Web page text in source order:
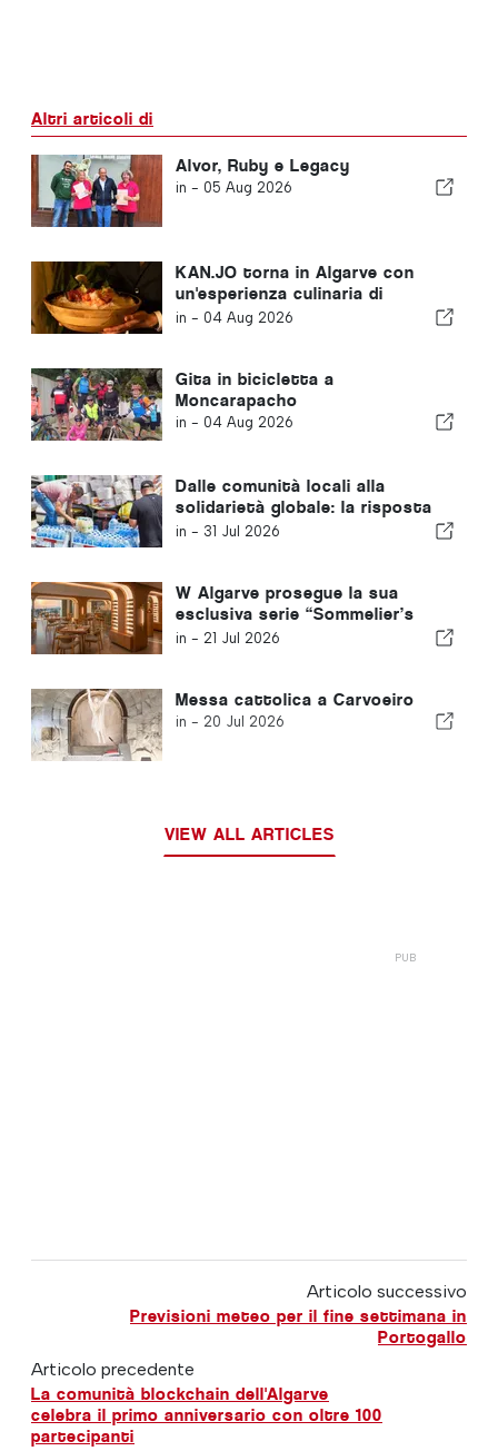
Altri articoli di
Alvor, Ruby e Legacy
in - 05 Aug 2026
KAN.JO torna in Algarve con
un'esperienza culinaria di
ispirazione asiatica
in - 04 Aug 2026
Gita in bicicletta a
Moncarapacho
in - 04 Aug 2026
Dalle comunità locali alla
solidarietà globale: la risposta
collettiva dopo i terremoti in
in - 31 Jul 2026
W Algarve prosegue la sua
esclusiva serie “Sommelier’s
Table” con Buçaco
in - 21 Jul 2026
Messa cattolica a Carvoeiro
in - 20 Jul 2026
VIEW ALL ARTICLES
Articolo successivo
Previsioni meteo per il fine settimana in
Portogallo
Articolo precedente
La comunità blockchain dell'Algarve
celebra il primo anniversario con oltre 100
partecipanti